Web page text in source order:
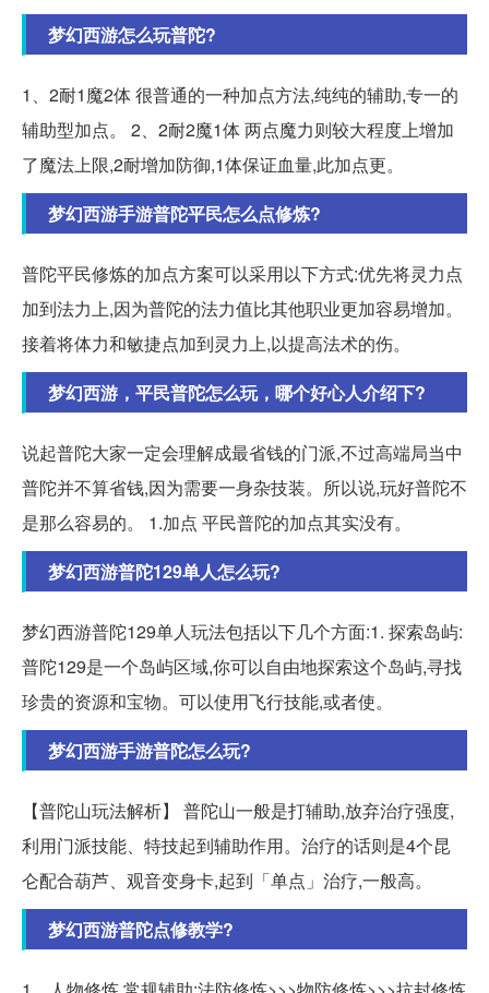
梦幻西游怎么玩普陀?
1、2耐1魔2体 很普通的一种加点方法,纯纯的辅助,专一的
辅助型加点。 2、2耐2魔1体 两点魔力则较大程度上增加
了魔法上限,2耐增加防御,1体保证血量,此加点更。
梦幻西游手游普陀平民怎么点修炼?
普陀平民修炼的加点方案可以采用以下方式:优先将灵力点
加到法力上,因为普陀的法力值比其他职业更加容易增加。
接着将体力和敏捷点加到灵力上,以提高法术的伤。
梦幻西游，平民普陀怎么玩，哪个好心人介绍下?
说起普陀大家一定会理解成最省钱的门派,不过高端局当中
普陀并不算省钱,因为需要一身杂技装。所以说,玩好普陀不
是那么容易的。 1.加点 平民普陀的加点其实没有。
梦幻西游普陀129单人怎么玩?
梦幻西游普陀129单人玩法包括以下几个方面:1. 探索岛屿:
普陀129是一个岛屿区域,你可以自由地探索这个岛屿,寻找
珍贵的资源和宝物。可以使用飞行技能,或者使。
梦幻西游手游普陀怎么玩?
【普陀山玩法解析】 普陀山一般是打辅助,放弃治疗强度,
利用门派技能、特技起到辅助作用。治疗的话则是4个昆
仑配合葫芦、观音变身卡,起到「单点」治疗,一般高。
梦幻西游普陀点修教学?